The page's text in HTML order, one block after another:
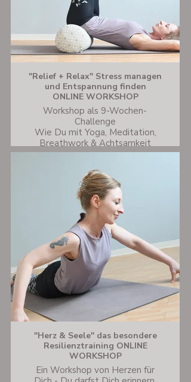
"Relief + Relax" Stress managen
und Entspannung finden
ONLINE WORKSHOP
Workshop als 9-Wochen-
Challenge
Wie Du mit Yoga, Meditation,
Breathwork & Achtsamkeit
wieder Kontakt zu Deiner Seele
"Herz & Seele" das besondere
Resilienztraining ONLINE
WORKSHOP
Ein Workshop von Herzen für